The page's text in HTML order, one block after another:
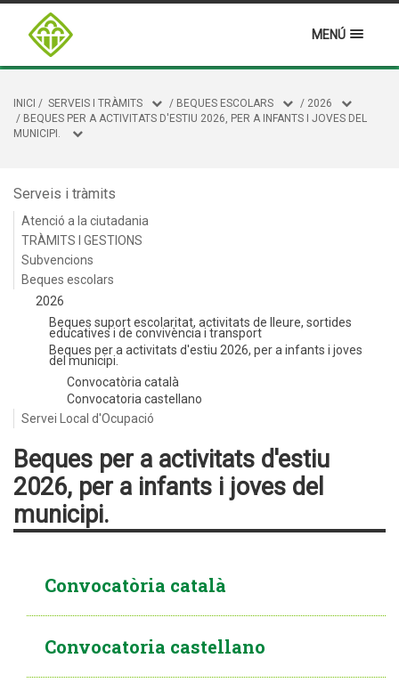
MENÚ
INICI / SERVEIS I TRÀMITS / BEQUES ESCOLARS / 2026
/ BEQUES PER A ACTIVITATS D'ESTIU 2026, PER A INFANTS I JOVES DEL
MUNICIPI.
Serveis i tràmits
Atenció a la ciutadania
TRÀMITS I GESTIONS
Subvencions
Beques escolars
2026
Beques suport escolaritat, activitats de lleure, sortides
educatives i de convivència i transport
Beques per a activitats d'estiu 2026, per a infants i joves
del municipi.
Convocatòria català
Convocatoria castellano
Servei Local d'Ocupació
Beques per a activitats d'estiu
2026, per a infants i joves del
municipi.
Convocatòria català
Convocatoria castellano